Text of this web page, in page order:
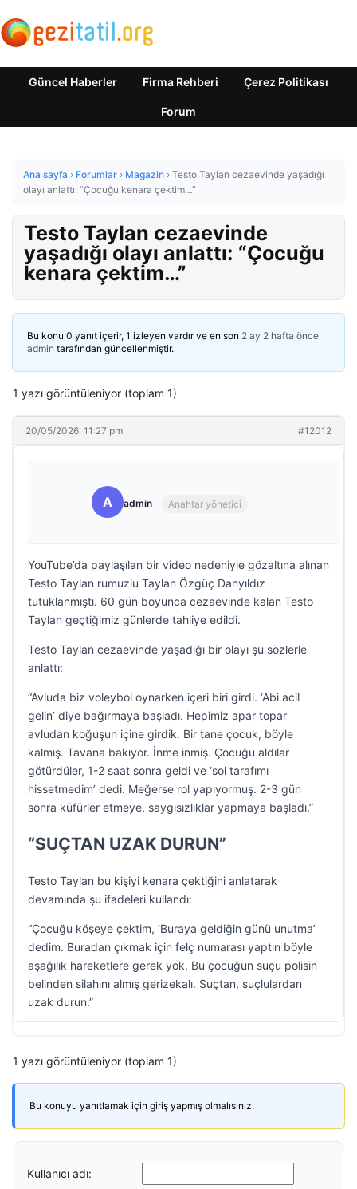
Güncel Haberler Firma Rehberi Çerez Politikası
Forum
Ana sayfa › Forumlar › Magazin › Testo Taylan cezaevinde yaşadığı
olayı anlattı: “Çocuğu kenara çektim…”
Testo Taylan cezaevinde
yaşadığı olayı anlattı: “Çocuğu
kenara çektim…”
Bu konu 0 yanıt içerir, 1 izleyen vardır ve en son 2 ay 2 hafta önce
admin tarafından güncellenmiştir.
1 yazı görüntüleniyor (toplam 1)
20/05/2026: 11:27 pm #12012
A admin Anahtar yönetici
YouTube’da paylaşılan bir video nedeniyle gözaltına alınan
Testo Taylan rumuzlu Taylan Özgüç Danyıldız
tutuklanmıştı. 60 gün boyunca cezaevinde kalan Testo
Taylan geçtiğimiz günlerde tahliye edildi.
Testo Taylan cezaevinde yaşadığı bir olayı şu sözlerle
anlattı:
“Avluda biz voleybol oynarken içeri biri girdi. ‘Abi acil
gelin’ diye bağırmaya başladı. Hepimiz apar topar
avludan koğuşun içine girdik. Bir tane çocuk, böyle
kalmış. Tavana bakıyor. İnme inmiş. Çocuğu aldılar
götürdüler, 1-2 saat sonra geldi ve ‘sol tarafımı
hissetmedim’ dedi. Meğerse rol yapıyormuş. 2-3 gün
sonra küfürler etmeye, saygısızlıklar yapmaya başladı.”
“SUÇTAN UZAK DURUN”
Testo Taylan bu kişiyi kenara çektiğini anlatarak
devamında şu ifadeleri kullandı:
“Çocuğu köşeye çektim, ‘Buraya geldiğin günü unutma’
dedim. Buradan çıkmak için felç numarası yaptın böyle
aşağılık hareketlere gerek yok. Bu çocuğun suçu polisin
belinden silahını almış gerizekalı. Suçtan, suçlulardan
uzak durun.”
1 yazı görüntüleniyor (toplam 1)
Bu konuyu yanıtlamak için giriş yapmış olmalısınız.
Kullanıcı adı: